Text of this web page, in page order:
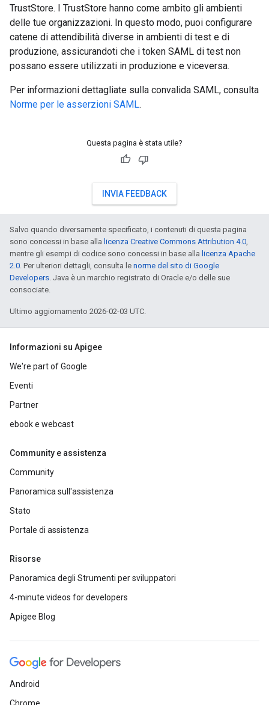
TrustStore. I TrustStore hanno come ambito gli ambienti
delle tue organizzazioni. In questo modo, puoi configurare
catene di attendibilità diverse in ambienti di test e di
produzione, assicurandoti che i token SAML di test non
possano essere utilizzati in produzione e viceversa.
Per informazioni dettagliate sulla convalida SAML, consulta
Norme per le asserzioni SAML.
Questa pagina è stata utile?
INVIA FEEDBACK
Salvo quando diversamente specificato, i contenuti di questa pagina
sono concessi in base alla licenza Creative Commons Attribution 4.0,
mentre gli esempi di codice sono concessi in base alla licenza Apache
2.0. Per ulteriori dettagli, consulta le norme del sito di Google
Developers. Java è un marchio registrato di Oracle e/o delle sue
consociate.
Ultimo aggiornamento 2026-02-03 UTC.
Informazioni su Apigee
We're part of Google
Eventi
Partner
ebook e webcast
Community e assistenza
Community
Panoramica sull'assistenza
Stato
Portale di assistenza
Risorse
Panoramica degli Strumenti per sviluppatori
4-minute videos for developers
Apigee Blog
Android